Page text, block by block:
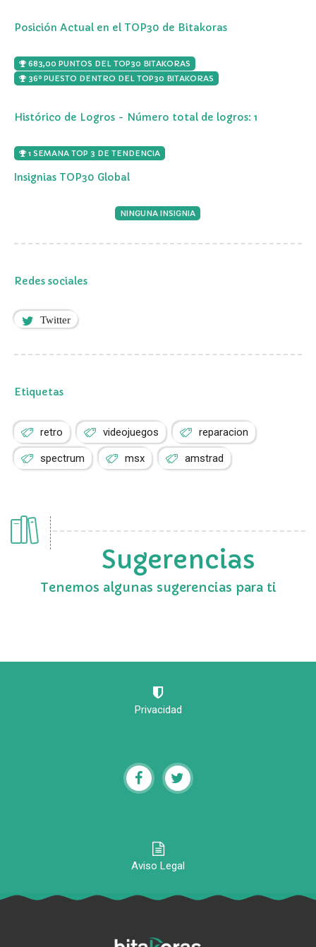
Posición Actual en el TOP30 de Bitakoras
683,00 PUNTOS DEL TOP30 BITAKORAS
36º PUESTO DENTRO DEL TOP30 BITAKORAS
Histórico de Logros - Número total de logros: 1
1 SEMANA TOP 3 DE TENDENCIA
Insignias TOP30 Global
NINGUNA INSIGNIA
Redes sociales
Twitter
Etiquetas
retro videojuegos reparacion
spectrum msx amstrad
Sugerencias
Tenemos algunas sugerencias para ti
Privacidad
Aviso Legal